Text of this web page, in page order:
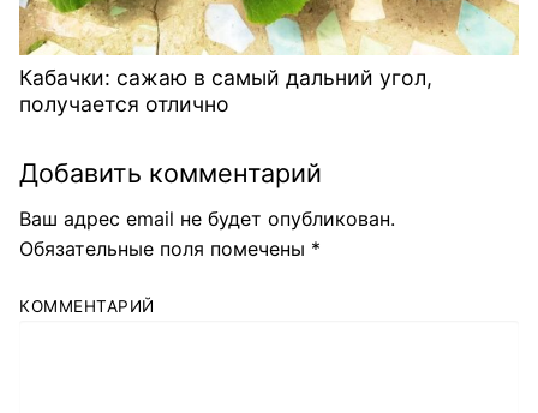
Кабачки: сажаю в самый дальний угол,
получается отлично
Добавить комментарий
Ваш адрес email не будет опубликован.
Обязательные поля помечены *
КОММЕНТАРИЙ